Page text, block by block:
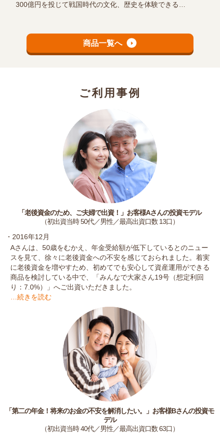
300億円を投じて戦国時代の文化、歴史を体験できる…
商品一覧へ
ご利用事例
「老後資金のため、ご夫婦で出資！」お客様Aさんの投資モデル
（初出資当時 50代／男性／最高出資口数 13口）
・2016年12月
Aさんは、50歳をむかえ、年金受給額が低下しているとのニュー
スを見て、徐々に老後資金への不安を感じておられました。着実
に老後資金を増やすため、初めてでも安心して資産運用ができる
商品を検討している中で、「みんなで大家さん19号（想定利回
り：7.0%）」へご出資いただきました。
…続きを読む
「第二の年金！将来のお金の不安を解消したい。」お客様Bさんの投資モ
デル
（初出資当時 40代／男性／最高出資口数 63口）